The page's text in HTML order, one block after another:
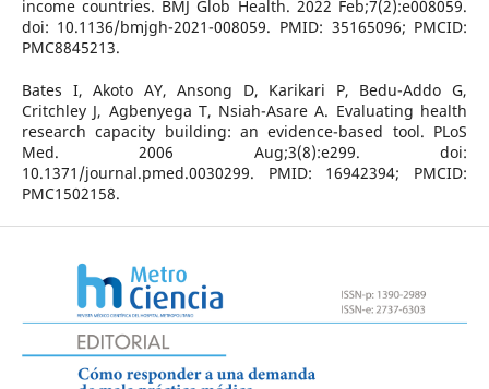
income countries. BMJ Glob Health. 2022 Feb;7(2):e008059.
doi: 10.1136/bmjgh-2021-008059. PMID: 35165096; PMCID:
PMC8845213.
Bates I, Akoto AY, Ansong D, Karikari P, Bedu-Addo G,
Critchley J, Agbenyega T, Nsiah-Asare A. Evaluating health
research capacity building: an evidence-based tool. PLoS
Med. 2006 Aug;3(8):e299. doi:
10.1371/journal.pmed.0030299. PMID: 16942394; PMCID:
PMC1502158.